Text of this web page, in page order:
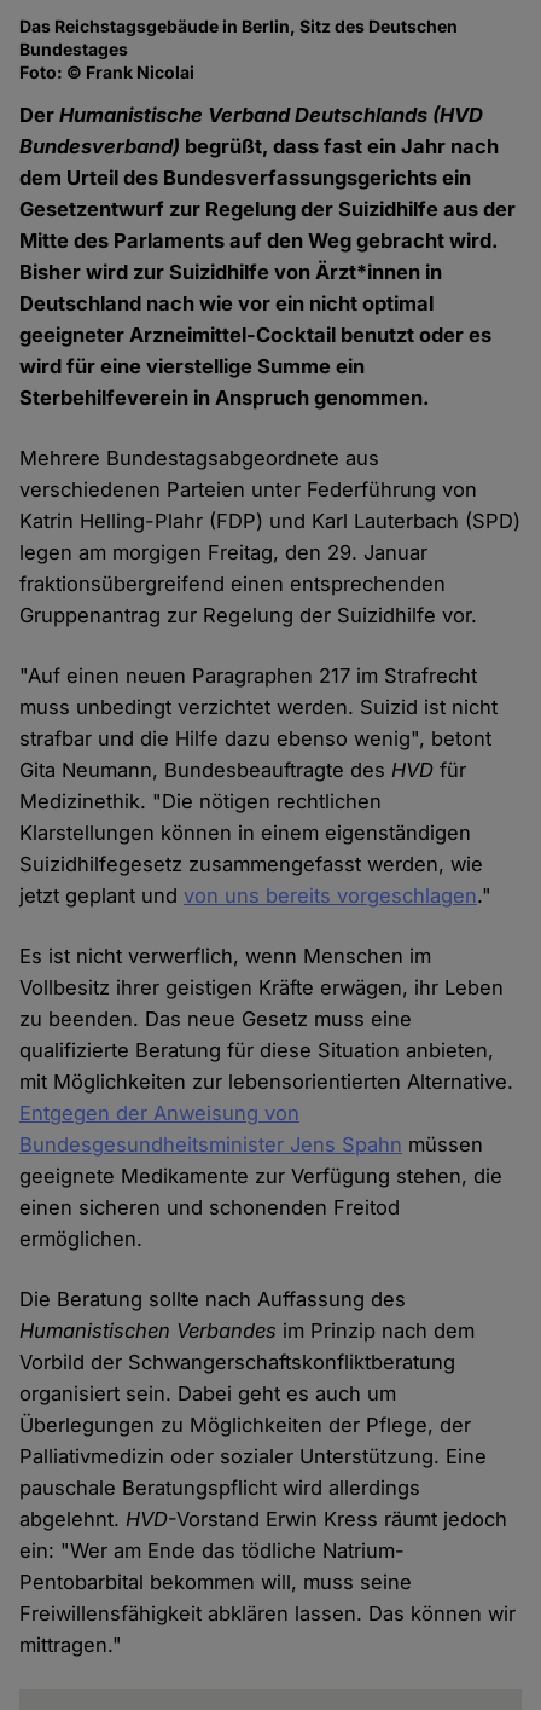
Das Reichstagsgebäude in Berlin, Sitz des Deutschen
Bundestages
Foto: © Frank Nicolai
DerHumanistische Verband Deutschlands (HVD
Bundesverband) begrüßt, dass fast ein Jahr nach
dem Urteil des Bundesverfassungsgerichts ein
Gesetzentwurf zur Regelung der Suizidhilfe aus der
Mitte des Parlaments auf den Weg gebracht wird.
Bisher wird zur Suizidhilfe von Ärzt*innen in
Deutschland nach wie vor ein nicht optimal
geeigneter Arzneimittel-Cocktail benutzt oder es
wird für eine vierstellige Summe ein
Sterbehilfeverein in Anspruch genommen.
Mehrere Bundestagsabgeordnete aus
verschiedenen Parteien unter Federführung von
Katrin Helling-Plahr (FDP) und Karl Lauterbach (SPD)
legen am morgigen Freitag, den 29. Januar
fraktionsübergreifend einen entsprechenden
Gruppenantrag zur Regelung der Suizidhilfe vor.
"Auf einen neuen Paragraphen 217 im Strafrecht
muss unbedingt verzichtet werden. Suizid ist nicht
strafbar und die Hilfe dazu ebenso wenig", betont
Gita Neumann, Bundesbeauftragte desHVD für
Medizinethik. "Die nötigen rechtlichen
Klarstellungen können in einem eigenständigen
Suizidhilfegesetz zusammengefasst werden, wie
jetzt geplant undvon uns bereits vorgeschlagen."
Es ist nicht verwerflich, wenn Menschen im
Vollbesitz ihrer geistigen Kräfte erwägen, ihr Leben
zu beenden. Das neue Gesetz muss eine
qualifizierte Beratung für diese Situation anbieten,
mit Möglichkeiten zur lebensorientierten Alternative.
Entgegen der Anweisung von
Bundesgesundheitsminister Jens Spahn müssen
geeignete Medikamente zur Verfügung stehen, die
einen sicheren und schonenden Freitod
ermöglichen.
Die Beratung sollte nach Auffassung des
Humanistischen Verbandes im Prinzip nach dem
Vorbild der Schwangerschaftskonfliktberatung
organisiert sein. Dabei geht es auch um
Überlegungen zu Möglichkeiten der Pflege, der
Palliativmedizin oder sozialer Unterstützung. Eine
pauschale Beratungspflicht wird allerdings
abgelehnt.HVD-Vorstand Erwin Kress räumt jedoch
ein: "Wer am Ende das tödliche Natrium-
Pentobarbital bekommen will, muss seine
Freiwillensfähigkeit abklären lassen. Das können wir
mittragen."